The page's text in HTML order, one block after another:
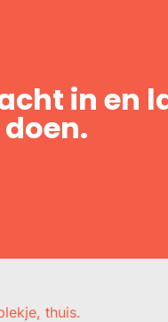
in en
thuis.